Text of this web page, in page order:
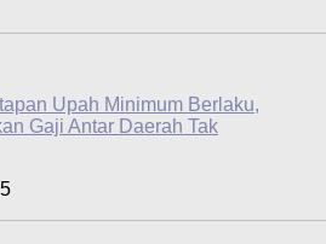
Upah Minimum Berlaku,
Gaji Antar Daerah Tak